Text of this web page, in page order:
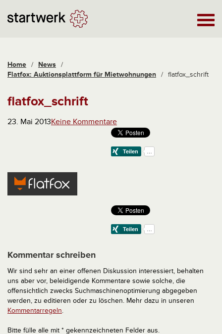
Home / News /
Flatfox: Auktionsplattform für Mietwohnungen / flatfox_schrift
flatfox_schrift
23. Mai 2013Keine Kommentare
Kommentar schreiben
Wir sind sehr an einer offenen Diskussion interessiert, behalten
uns aber vor, beleidigende Kommentare sowie solche, die
offensichtlich zwecks Suchmaschinenoptimierung abgegeben
werden, zu editieren oder zu löschen. Mehr dazu in unseren
Kommentarregeln.
Bitte fülle alle mit * gekennzeichneten Felder aus.